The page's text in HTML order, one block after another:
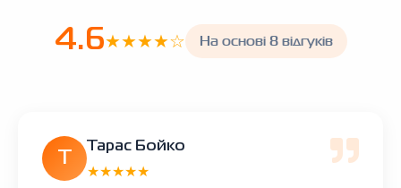
4.6★★★★☆ На основі 8 відгуків
Тарас Бойко
★★★★★